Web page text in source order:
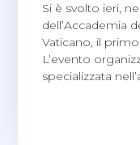
Si è svolto ieri,
dell’Accademia
Vaticano, il
L’evento
specializzata